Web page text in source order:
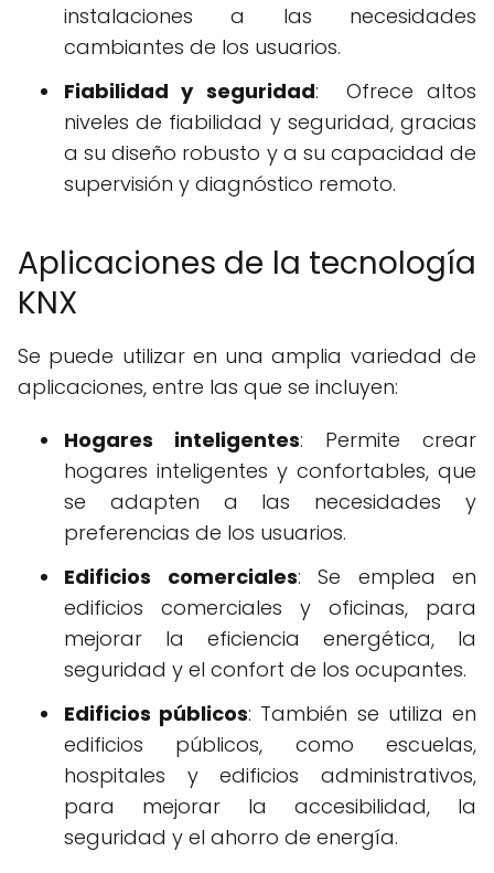
instalaciones a las necesidades
cambiantes de los usuarios.
Fiabilidad y seguridad: Ofrece altos
niveles de fiabilidad y seguridad, gracias
a su diseño robusto y a su capacidad de
supervisión y diagnóstico remoto.
Aplicaciones de la tecnología
KNX
Se puede utilizar en una amplia variedad de
aplicaciones, entre las que se incluyen:
Hogares inteligentes: Permite crear
hogares inteligentes y confortables, que
se adapten a las necesidades y
preferencias de los usuarios.
Edificios comerciales: Se emplea en
edificios comerciales y oficinas, para
mejorar la eficiencia energética, la
seguridad y el confort de los ocupantes.
Edificios públicos: También se utiliza en
edificios públicos, como escuelas,
hospitales y edificios administrativos,
para mejorar la accesibilidad, la
seguridad y el ahorro de energía.